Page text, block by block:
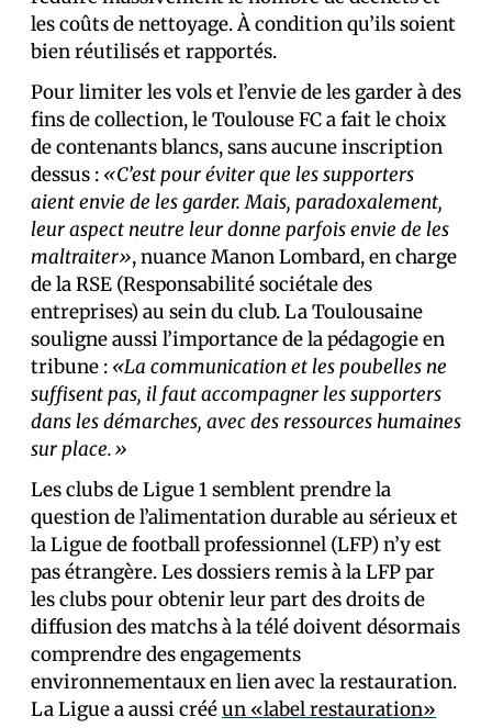
les coûts de nettoyage. À condition qu’ils soient
bien réutilisés et rapportés.
Pour limiter les vols et l’envie de les garder à des
fins de collection, le Toulouse FC a fait le choix
de contenants blancs, sans aucune inscription
dessus : «C’est pour éviter que les supporters
aient envie de les garder. Mais, paradoxalement,
leur aspect neutre leur donne parfois envie de les
maltraiter», nuance Manon Lombard, en charge
de la RSE (Responsabilité sociétale des
entreprises) au sein du club. La Toulousaine
souligne aussi l’importance de la pédagogie en
tribune : «La communication et les poubelles ne
suffisent pas, il faut accompagner les supporters
dans les démarches, avec des ressources humaines
sur place.»
Les clubs de Ligue 1 semblent prendre la
question de l’alimentation durable au sérieux et
la Ligue de football professionnel (LFP) n’y est
pas étrangère. Les dossiers remis à la LFP par
les clubs pour obtenir leur part des droits de
diffusion des matchs à la télé doivent désormais
comprendre des engagements
environnementaux en lien avec la restauration.
La Ligue a aussi crééun «label restauration»